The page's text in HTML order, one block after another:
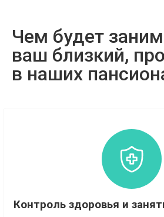
Чем будет
ваш близкий,
в наших
Контроль здоровья и